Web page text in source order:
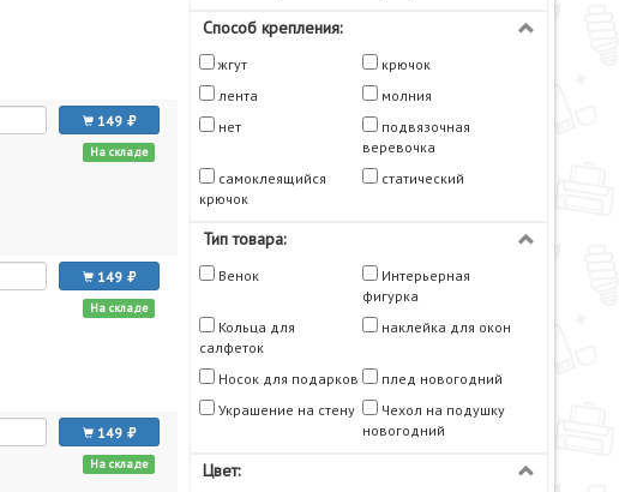
Способ крепления:
жгут
крючок
лента
молния
нет
подвязочная
веревочка
самоклеящийся
крючок
статический
Тип товара:
Венок
Интерьерная
фигурка
Кольца для
салфеток
наклейка для окон
Носок для подарков
плед новогодний
Украшение на стену
Чехол на подушку
новогодний
Цвет:
149
На складе
149
На складе
149
На складе